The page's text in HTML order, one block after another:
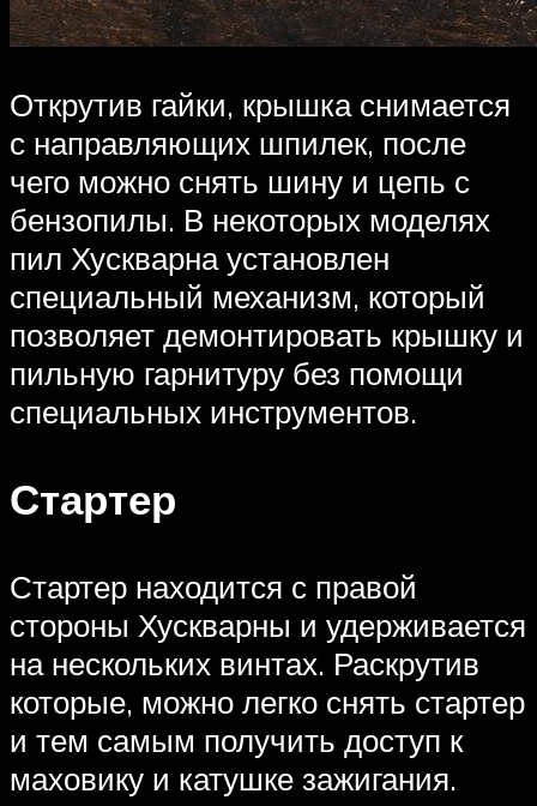
Открутив гайки, крышка снимается
с направляющих шпилек, после
чего можно снять шину и цепь с
бензопилы. В некоторых моделях
пил Хускварна установлен
специальный механизм, который
позволяет демонтировать крышку и
пильную гарнитуру без помощи
специальных инструментов.
Стартер
Стартер находится с правой
стороны Хускварны и удерживается
на нескольких винтах. Раскрутив
которые, можно легко снять стартер
и тем самым получить доступ к
маховику и катушке зажигания.